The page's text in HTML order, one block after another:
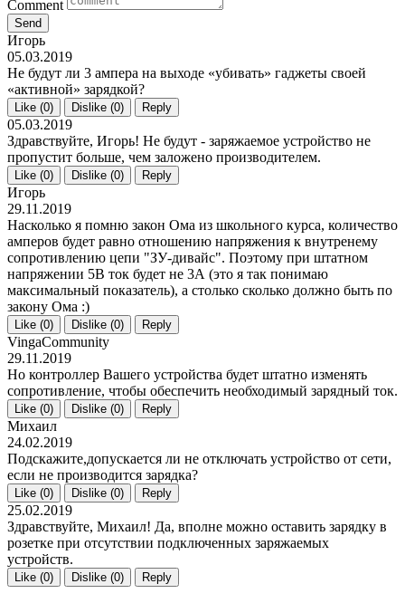
Comment
Send
Игорь
05.03.2019
Не будут ли 3 ампера на выходе «убивать» гаджеты своей
«активной» зарядкой?
Like (0) Dislike (0) Reply
05.03.2019
Здравствуйте, Игорь! Не будут - заряжаемое устройство не
пропустит больше, чем заложено производителем.
Like (0) Dislike (0) Reply
Игорь
29.11.2019
Насколько я помню закон Ома из школьного курса, количество
амперов будет равно отношению напряжения к внутренему
сопротивлению цепи "ЗУ-дивайс". Поэтому при штатном
напряжении 5В ток будет не 3А (это я так понимаю
максимальный показатель), а столько сколько должно быть по
закону Ома :)
Like (0) Dislike (0) Reply
VingaCommunity
29.11.2019
Но контроллер Вашего устройства будет штатно изменять
сопротивление, чтобы обеспечить необходимый зарядный ток.
Like (0) Dislike (0) Reply
Михаил
24.02.2019
Подскажите,допускается ли не отключать устройство от сети,
если не производится зарядка?
Like (0) Dislike (0) Reply
25.02.2019
Здравствуйте, Михаил! Да, вполне можно оставить зарядку в
розетке при отсутствии подключенных заряжаемых
устройств.
Like (0) Dislike (0) Reply